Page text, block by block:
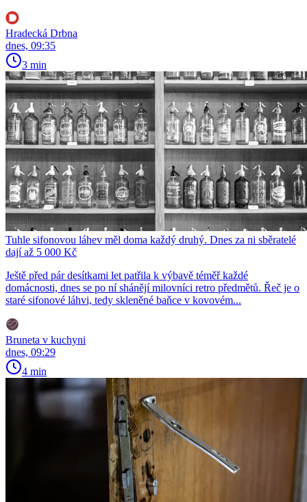
Hradecká Drbna
dnes, 09:35
3 min
Tuhle sifonovou láhev měl doma každý druhý. Dnes za ni sběratelé
dají až 5 000 Kč
Ještě před pár desítkami let patřila k výbavě téměř každé
domácnosti, dnes se po ní shánějí milovníci retro předmětů. Řeč je o
staré sifonové láhvi, tedy skleněné baňce v kovovém...
Bruneta v kuchyni
dnes, 09:29
4 min